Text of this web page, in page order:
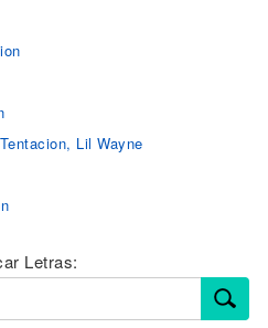
Lil Wayne
Letras: